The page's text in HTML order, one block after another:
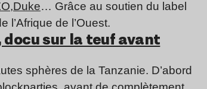
Duke… Grâce au soutien du label
l’Afrique de l’Ouest.
docu sur la teuf avant
sphères de la Tanzanie. D’abord